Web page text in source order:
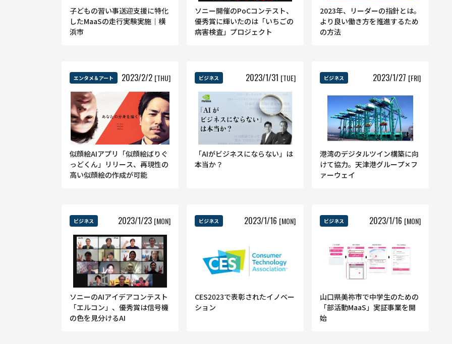
子どもの習い事送迎支援に特化
したMaaSの走行実験実施｜横
浜市
ソニー開催のPoCコンテスト、
優秀賞に輝いたのは「いちごの
病害検査」プロジェクト
2023年、リーダーの指針とは。
より良い働き方を推進するため
の方法
エンタメ＆アート 2023/2/2 [THU]
似顔絵AIアプリ「似顔絵ばりぐ
っどくん」リリース、再現性の
高い似顔絵の作成が可能
ビジネス 2023/1/31 [TUE]
「AIがビジネスにならない」は
本当か？
ビジネス 2023/1/27 [FRI]
港湾のデジタルツイン構築に向
けて協力。天津港グループ✕フ
ァーウェイ
ビジネス 2023/1/23 [MON]
ソニーのAIアイデアコンテスト
「エルコン」、優秀賞は信号機
の色を見分けるAI
ビジネス 2023/1/16 [MON]
CES2023で表彰されたイノベー
ション
ビジネス 2023/1/16 [MON]
山口県美祢市で中学生のための
「部活動MaaS」実証事業を開
始